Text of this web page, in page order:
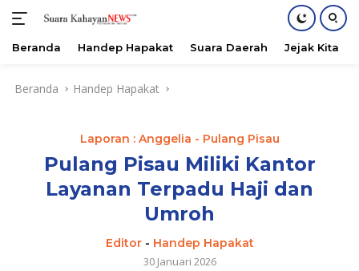
Beranda Handep Hapakat Suara Daerah Jejak Kita
Beranda Handep Hapakat
Laporan : Anggelia - Pulang Pisau
Pulang Pisau Miliki Kantor
Layanan Terpadu Haji dan
Umroh
Editor- Handep Hapakat
30 Januari 2026